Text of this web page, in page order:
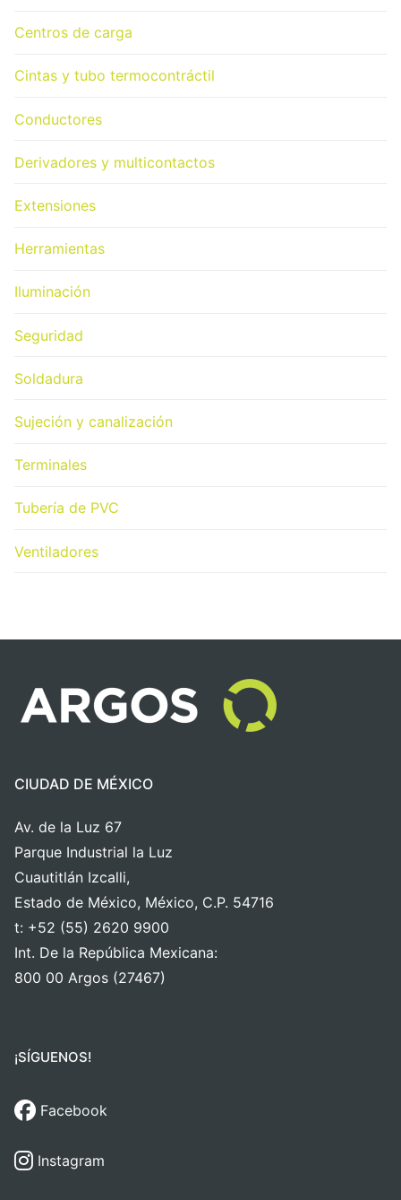
Centros de carga
Cintas y tubo termocontráctil
Conductores
Derivadores y multicontactos
Extensiones
Herramientas
Iluminación
Seguridad
Soldadura
Sujeción y canalización
Terminales
Tubería de PVC
Ventiladores
CIUDAD DE MÉXICO
Av. de la Luz 67
Parque Industrial la Luz
Cuautitlán Izcalli,
Estado de México, México, C.P. 54716
t: +52 (55) 2620 9900
Int. De la República Mexicana:
800 00 Argos (27467)
¡SÍGUENOS!
Facebook
Instagram